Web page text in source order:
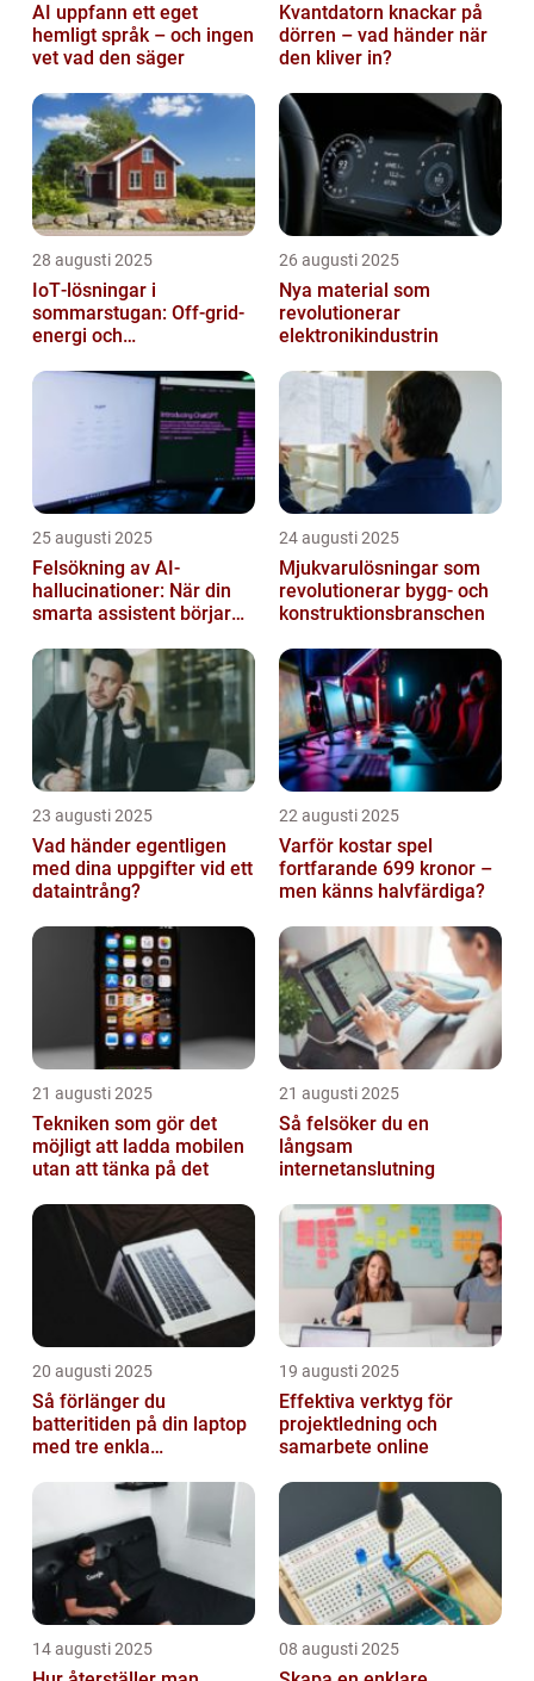
AI uppfann ett eget
hemligt språk – och ingen
vet vad den säger
Kvantdatorn knackar på
dörren – vad händer när
den kliver in?
28 augusti 2025
IoT‑lösningar i
sommarstugan: Off‑grid-
energi och
26 augusti 2025
Nya material som
revolutionerar
elektronikindustrin
25 augusti 2025
Felsökning av AI-
hallucinationer: När din
smarta assistent börjar
24 augusti 2025
Mjukvarulösningar som
revolutionerar bygg- och
konstruktionsbranschen
23 augusti 2025
Vad händer egentligen
med dina uppgifter vid ett
dataintrång?
22 augusti 2025
Varför kostar spel
fortfarande 699 kronor –
men känns halvfärdiga?
21 augusti 2025
Tekniken som gör det
möjligt att ladda mobilen
utan att tänka på det
21 augusti 2025
Så felsöker du en
långsam
internetanslutning
20 augusti 2025
Så förlänger du
batteritiden på din laptop
med tre enkla
19 augusti 2025
Effektiva verktyg för
projektledning och
samarbete online
14 augusti 2025 08 augusti 2025